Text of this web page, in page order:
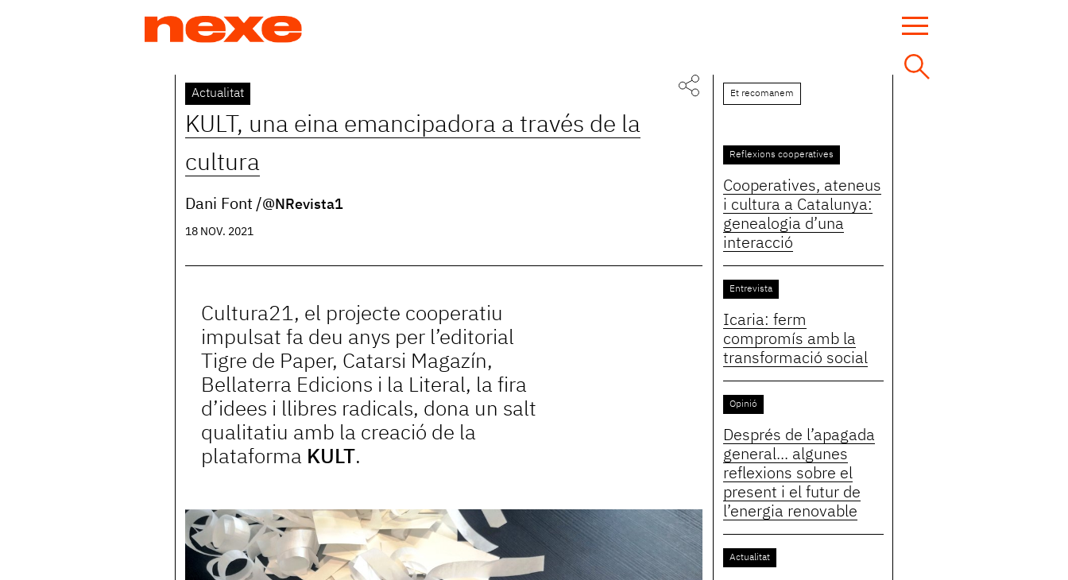
Back
to
top
Actualitat
KULT, una eina emancipadora a través de la
cultura
Dani Font @NRevista1
18 NOV. 2021
Cultura21, el projecte cooperatiu
impulsat fa deu anys per l’editorial
Tigre de Paper, Catarsi Magazín,
Bellaterra Edicions i la Literal, la fira
d’idees i llibres radicals, dona un salt
qualitatiu amb la creació de la
plataforma KULT.
Et recomanem
Reflexions cooperatives
Cooperatives, ateneus
i cultura a Catalunya:
genealogia d’una
interacció
Entrevista
Icaria: ferm
compromís amb la
transformació social
Opinió
Després de l’apagada
general... algunes
reflexions sobre el
present i el futur de
l’energia renovable
Actualitat